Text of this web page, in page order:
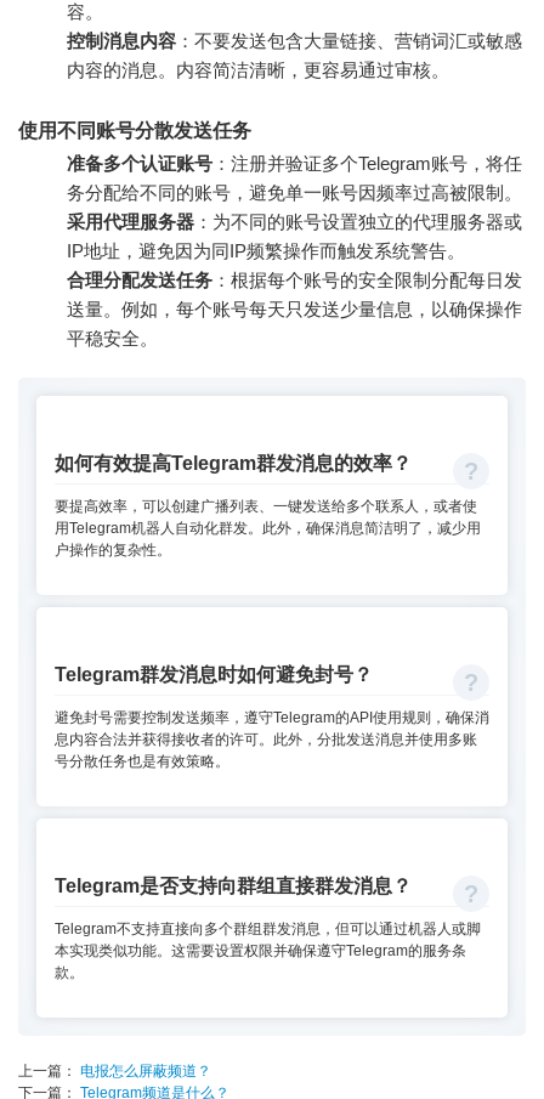
容。
控制消息内容 ：不要发送包含大量链接、营销词汇或敏感
内容的消息。内容简洁清晰，更容易通过审核。
使用不同账号分散发送任务
准备多个认证账号 ：注册并验证多个Telegram账号，将任
务分配给不同的账号，避免单一账号因频率过高被限制。
采用代理服务器 ：为不同的账号设置独立的代理服务器或
IP地址，避免因为同IP频繁操作而触发系统警告。
合理分配发送任务 ：根据每个账号的安全限制分配每日发
送量。例如，每个账号每天只发送少量信息，以确保操作
平稳安全。
如何有效提高Telegram群发消息的效率？
要提高效率，可以创建广播列表、一键发送给多个联系人，或者使
用Telegram机器人自动化群发。此外，确保消息简洁明了，减少用
户操作的复杂性。
Telegram群发消息时如何避免封号？
避免封号需要控制发送频率，遵守Telegram的API使用规则，确保消
息内容合法并获得接收者的许可。此外，分批发送消息并使用多账
号分散任务也是有效策略。
Telegram是否支持向群组直接群发消息？
Telegram不支持直接向多个群组群发消息，但可以通过机器人或脚
本实现类似功能。这需要设置权限并确保遵守Telegram的服务条
款。
上一篇： 电报怎么屏蔽频道？
下一篇： Telegram频道是什么？